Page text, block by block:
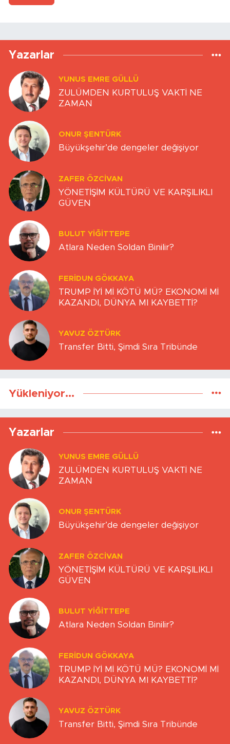
Yazarlar
YUNUS EMRE GÜLLÜ
ZULÜMDEN KURTULUŞ VAKTİ NE
ZAMAN
ONUR ŞENTÜRK
Büyükşehir’de dengeler değişiyor
ZAFER ÖZCIVAN
YÖNETİŞİM KÜLTÜRÜ VE KARŞILIKLI
GÜVEN
BULUT YİĞİTTEPE
Atlara Neden Soldan Binilir?
FERIDUN GÖKKAYA
TRUMP İYİ Mİ KÖTÜ MÜ? EKONOMİ Mİ
KAZANDI, DÜNYA MI KAYBETTİ?
YAVUZ ÖZTÜRK
Transfer Bitti, Şimdi Sıra Tribünde
Yükleniyor...
Yazarlar
YUNUS EMRE GÜLLÜ
ZULÜMDEN KURTULUŞ VAKTİ NE
ZAMAN
ONUR ŞENTÜRK
Büyükşehir’de dengeler değişiyor
ZAFER ÖZCIVAN
YÖNETİŞİM KÜLTÜRÜ VE KARŞILIKLI
GÜVEN
BULUT YİĞİTTEPE
Atlara Neden Soldan Binilir?
FERIDUN GÖKKAYA
TRUMP İYİ Mİ KÖTÜ MÜ? EKONOMİ Mİ
KAZANDI, DÜNYA MI KAYBETTİ?
YAVUZ ÖZTÜRK
Transfer Bitti, Şimdi Sıra Tribünde